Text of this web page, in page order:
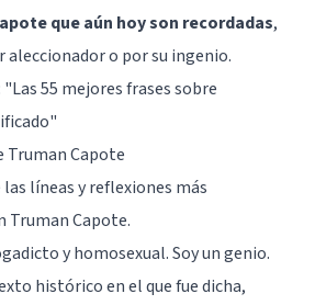
que aún hoy son recordadas,
aleccionador o por su ingenio.
"Las 55 mejores frases sobre
"
Truman Capote
líneas y reflexiones más
Truman Capote.
y homosexual. Soy un genio.
histórico en el que fue dicha,